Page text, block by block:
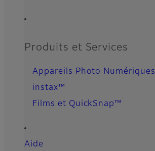
Footer
Quick Links
Produits et Services
Appareils Photo Numériques
instax™
Films et QuickSnap™
Aide